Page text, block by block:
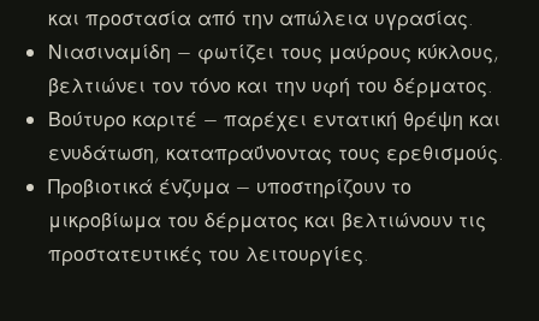
και προστασία από την απώλεια υγρασίας.
Νιασιναμίδη – φωτίζει τους μαύρους κύκλους,
βελτιώνει τον τόνο και την υφή του δέρματος.
Βούτυρο καριτέ – παρέχει εντατική θρέψη και
ενυδάτωση, καταπραΰνοντας τους ερεθισμούς.
Προβιοτικά ένζυμα – υποστηρίζουν το
μικροβίωμα του δέρματος και βελτιώνουν τις
προστατευτικές του λειτουργίες.